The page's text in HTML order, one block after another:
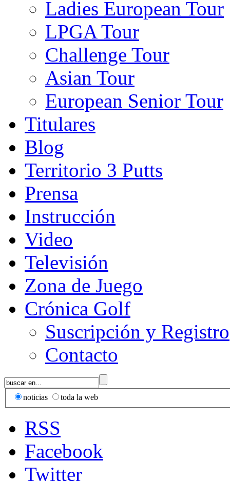
Ladies European Tour
LPGA Tour
Challenge Tour
Asian Tour
European Senior Tour
Titulares
Blog
Territorio 3 Putts
Prensa
Instrucción
Video
Televisión
Zona de Juego
Crónica Golf
Suscripción y Registro
Contacto
noticias toda la web
RSS
Facebook
Twitter